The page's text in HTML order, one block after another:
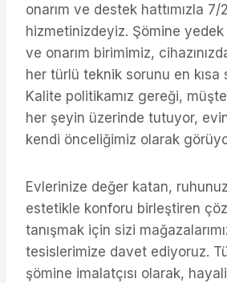
onarım ve destek hattımızla 7/
hizmetinizdeyiz. Şömine
ve onarım birimimiz,
her türlü teknik sorunu en kısa
Kalite politikamız gereği,
her şeyin üzerinde tutuyor,
kendi önceliğimiz olarak
Evlerinize değer katan,
estetikle konforu birleştiren
tanışmak için sizi
tesislerimize davet ediyoruz.
şömine imalatçısı olarak,